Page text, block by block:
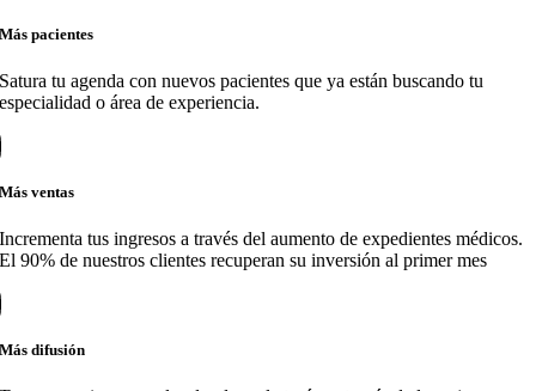
Más pacientes
Satura tu agenda con nuevos pacientes que ya están buscando tu
especialidad o área de experiencia.
Más ventas
Incrementa tus ingresos a través del aumento de expedientes médicos.
El 90% de nuestros clientes recuperan su inversión al primer mes
Más difusión